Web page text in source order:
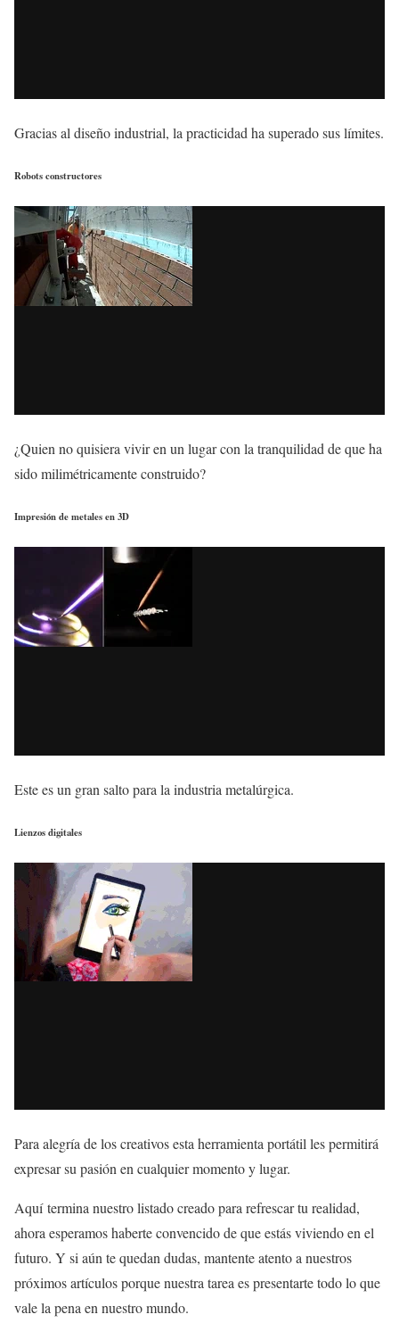
Gracias al diseño industrial, la practicidad ha superado sus límites.
Robots constructores
¿Quien no quisiera vivir en un lugar con la tranquilidad de que ha
sido milimétricamente construido?
Impresión de metales en 3D
Este es un gran salto para la industria metalúrgica.
Lienzos digitales
Para alegría de los creativos esta herramienta portátil les permitirá
expresar su pasión en cualquier momento y lugar.
Aquí termina nuestro listado creado para refrescar tu realidad,
ahora esperamos haberte convencido de que estás viviendo en el
futuro. Y si aún te quedan dudas, mantente atento a nuestros
próximos artículos porque nuestra tarea es presentarte todo lo que
vale la pena en nuestro mundo.